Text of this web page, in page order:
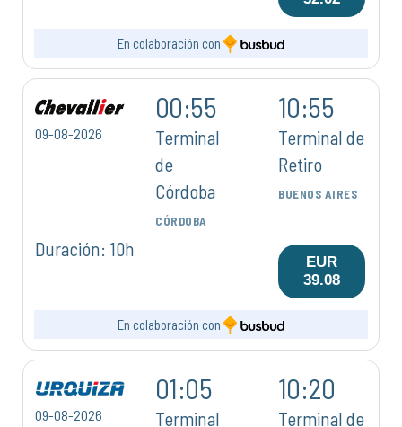
En colaboración con
09-08-2026
00:55
Terminal
de
Córdoba
CÓRDOBA
10:55
Terminal de
Retiro
BUENOS AIRES
Duración: 10h
EUR
39.08
En colaboración con
09-08-2026
01:05
Terminal
10:20
Terminal de